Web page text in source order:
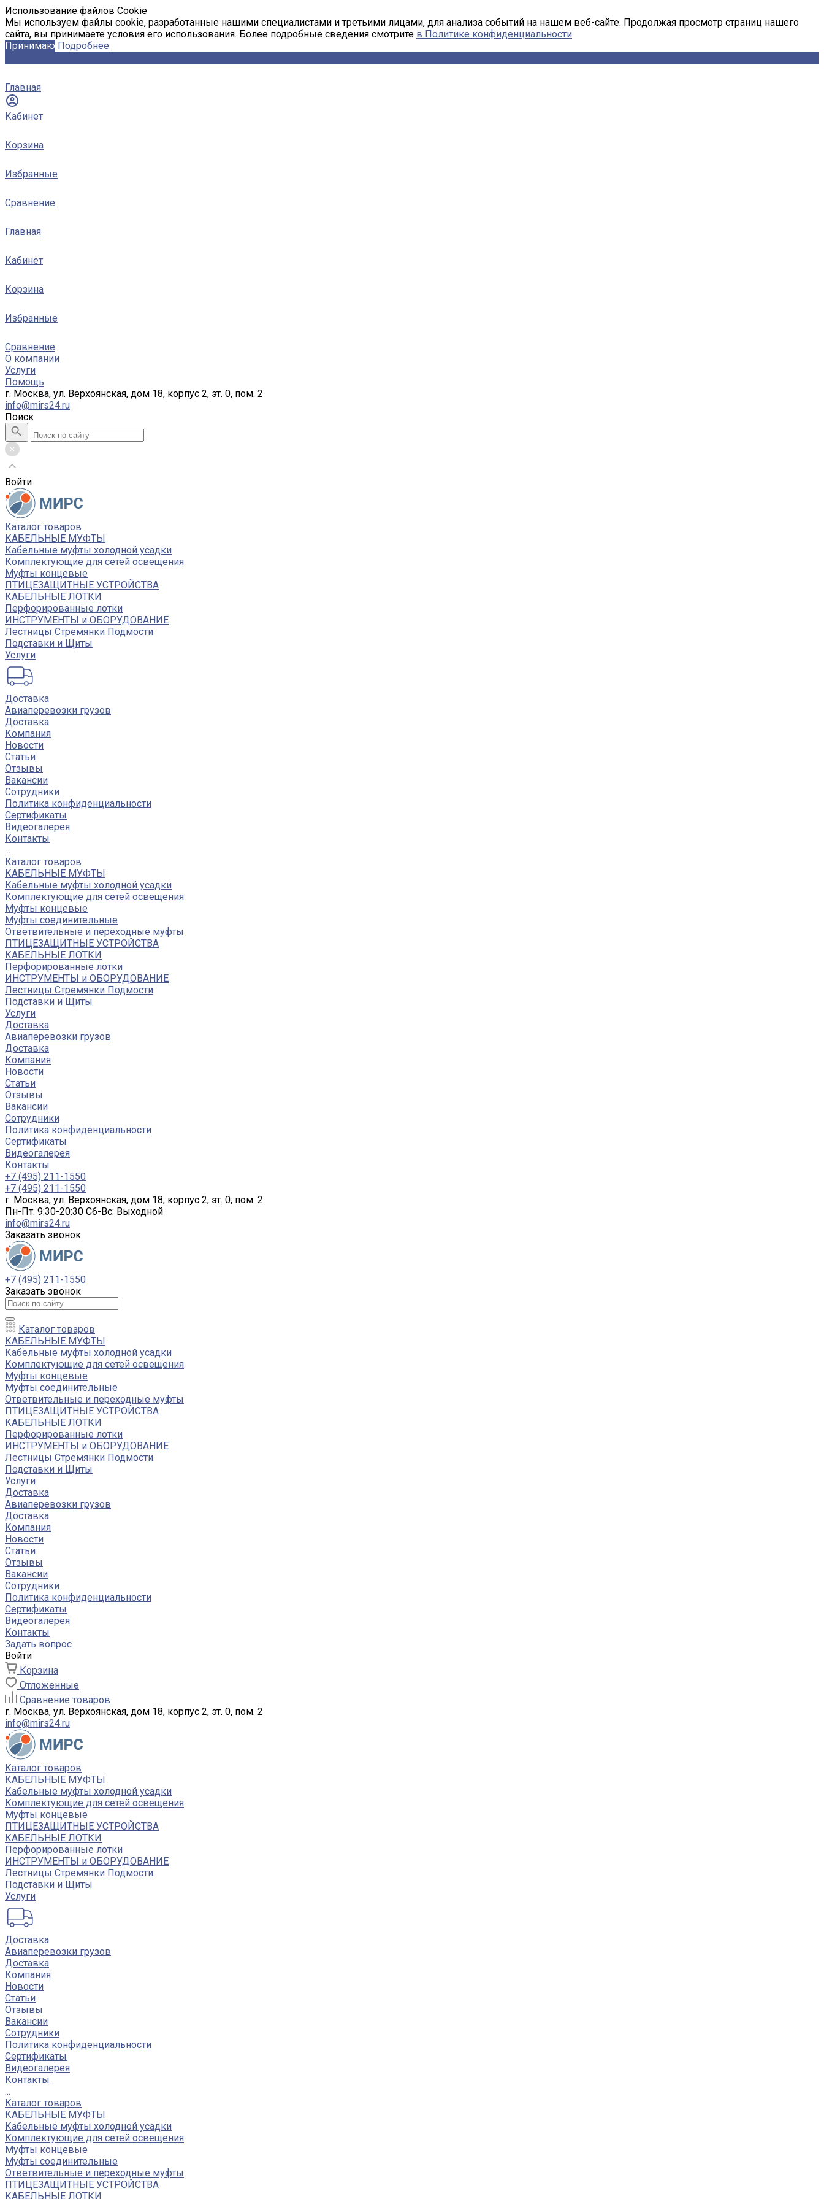
Использование файлов Cookie
Мы используем файлы cookie, разработанные нашими специалистами и третьими лицами, для анализа событий на нашем веб-сайте. Продолжая просмотр страниц нашего
сайта, вы принимаете условия его использования. Более подробные сведения смотрите в Политике конфиденциальности.
Принимаю Подробнее
Главная
Кабинет
Корзина
Избранные
Сравнение
Главная
Кабинет
Корзина
Избранные
Сравнение
О компании
Услуги
Помощь
г. Москва, ул. Верхоянская, дом 18, корпус 2, эт. 0, пом. 2
info@mirs24.ru
Поиск
Войти
Каталог товаров
КАБЕЛЬНЫЕ МУФТЫ
Кабельные муфты холодной усадки
Комплектующие для сетей освещения
Муфты концевые
ПТИЦЕЗАЩИТНЫЕ УСТРОЙСТВА
КАБЕЛЬНЫЕ ЛОТКИ
Перфорированные лотки
ИНСТРУМЕНТЫ и ОБОРУДОВАНИЕ
Лестницы Стремянки Подмости
Подставки и Щиты
Услуги
Доставка
Авиаперевозки грузов
Доставка
Компания
Новости
Статьи
Отзывы
Вакансии
Сотрудники
Политика конфиденциальности
Сертификаты
Видеогалерея
Контакты
...
Каталог товаров
КАБЕЛЬНЫЕ МУФТЫ
Кабельные муфты холодной усадки
Комплектующие для сетей освещения
Муфты концевые
Муфты соединительные
Ответвительные и переходные муфты
ПТИЦЕЗАЩИТНЫЕ УСТРОЙСТВА
КАБЕЛЬНЫЕ ЛОТКИ
Перфорированные лотки
ИНСТРУМЕНТЫ и ОБОРУДОВАНИЕ
Лестницы Стремянки Подмости
Подставки и Щиты
Услуги
Доставка
Авиаперевозки грузов
Доставка
Компания
Новости
Статьи
Отзывы
Вакансии
Сотрудники
Политика конфиденциальности
Сертификаты
Видеогалерея
Контакты
+7 (495) 211-1550
+7 (495) 211-1550
г. Москва, ул. Верхоянская, дом 18, корпус 2, эт. 0, пом. 2
Пн-Пт: 9:30-20:30 Cб-Вс: Выходной
info@mirs24.ru
Заказать звонок
+7 (495) 211-1550
Заказать звонок
Каталог товаров
КАБЕЛЬНЫЕ МУФТЫ
Кабельные муфты холодной усадки
Комплектующие для сетей освещения
Муфты концевые
Муфты соединительные
Ответвительные и переходные муфты
ПТИЦЕЗАЩИТНЫЕ УСТРОЙСТВА
КАБЕЛЬНЫЕ ЛОТКИ
Перфорированные лотки
ИНСТРУМЕНТЫ и ОБОРУДОВАНИЕ
Лестницы Стремянки Подмости
Подставки и Щиты
Услуги
Доставка
Авиаперевозки грузов
Доставка
Компания
Новости
Статьи
Отзывы
Вакансии
Сотрудники
Политика конфиденциальности
Сертификаты
Видеогалерея
Контакты
Задать вопрос
Войти
Корзина
Отложенные
Сравнение товаров
г. Москва, ул. Верхоянская, дом 18, корпус 2, эт. 0, пом. 2
info@mirs24.ru
Каталог товаров
КАБЕЛЬНЫЕ МУФТЫ
Кабельные муфты холодной усадки
Комплектующие для сетей освещения
Муфты концевые
ПТИЦЕЗАЩИТНЫЕ УСТРОЙСТВА
КАБЕЛЬНЫЕ ЛОТКИ
Перфорированные лотки
ИНСТРУМЕНТЫ и ОБОРУДОВАНИЕ
Лестницы Стремянки Подмости
Подставки и Щиты
Услуги
Доставка
Авиаперевозки грузов
Доставка
Компания
Новости
Статьи
Отзывы
Вакансии
Сотрудники
Политика конфиденциальности
Сертификаты
Видеогалерея
Контакты
...
Каталог товаров
КАБЕЛЬНЫЕ МУФТЫ
Кабельные муфты холодной усадки
Комплектующие для сетей освещения
Муфты концевые
Муфты соединительные
Ответвительные и переходные муфты
ПТИЦЕЗАЩИТНЫЕ УСТРОЙСТВА
КАБЕЛЬНЫЕ ЛОТКИ